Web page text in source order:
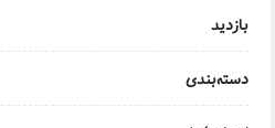
بازدید
دسته‌بندی